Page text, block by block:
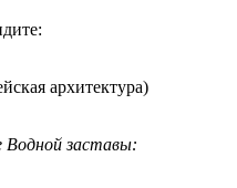
архитектура)
Водной заставы: